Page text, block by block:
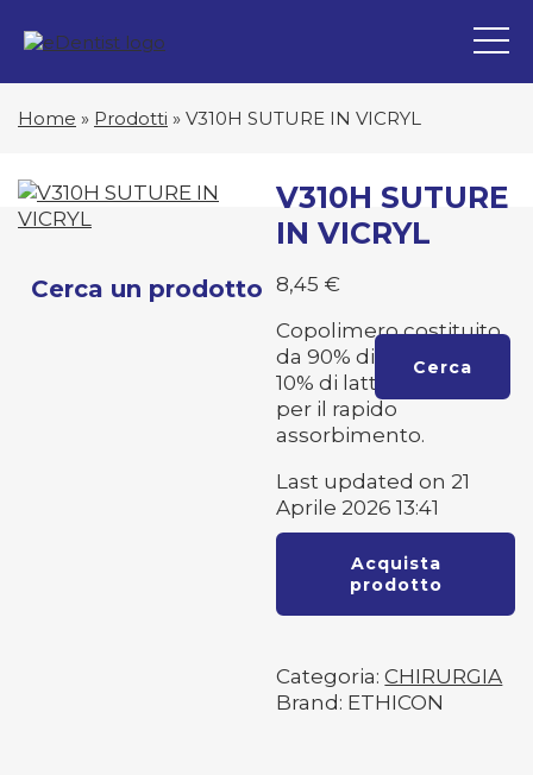
Home » Prodotti » V310H SUTURE IN VICRYL
V310H SUTURE
IN VICRYL
8,45 €
Copolimero costituito
da 90% di glicolide e
10% di lattide, trattato
per il rapido
assorbimento.
Last updated on 21
Aprile 2026 13:41
Acquista
prodotto
Categoria:CHIRURGIA
Brand: ETHICON
Cerca un prodotto
Cerca